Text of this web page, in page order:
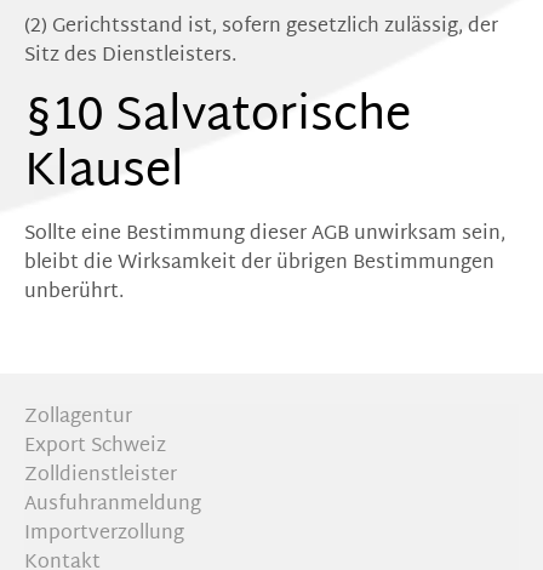
(2) Gerichtsstand ist, sofern gesetzlich zulässig, der
Sitz des Dienstleisters.
§10 Salvatorische
Klausel
Sollte eine Bestimmung dieser AGB unwirksam sein,
bleibt die Wirksamkeit der übrigen Bestimmungen
unberührt.
Zollagentur
Export Schweiz
Zolldienstleister
Ausfuhranmeldung
Importverzollung